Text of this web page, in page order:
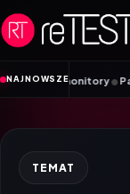
Przejdź do treści
NAJNOWSZE
monitory•Patriot i
TEMAT